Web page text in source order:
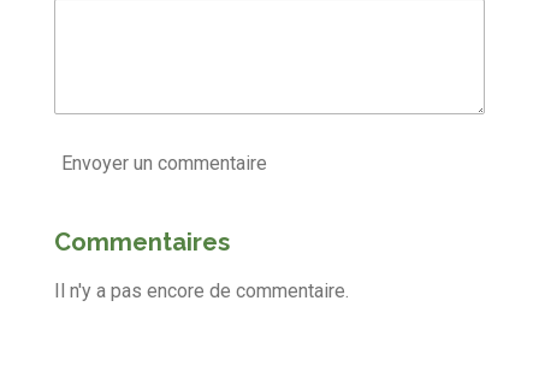
Envoyer un commentaire
Commentaires
Il n'y a pas encore de commentaire.